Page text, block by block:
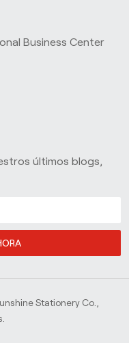
Business Center
últimos blogs,
Stationery Co.,